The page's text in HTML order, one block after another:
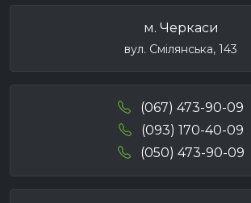
м. Черкаси
вул. Смілянська, 143
(067) 473-90-09
(093) 170-40-09
(050) 473-90-09